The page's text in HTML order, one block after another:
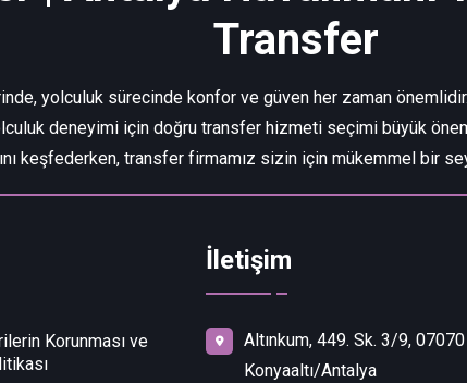
Transfer
yolculuk sürecinde konfor ve güven her zaman
deneyimi için doğru transfer hizmeti seçimi büyük önem
keşfederken, transfer firmamız sizin için mükemmel bir
Korunması ve
İletişim
Altınkum, 449. Sk. 3/9, 07070
Konyaaltı/Antalya